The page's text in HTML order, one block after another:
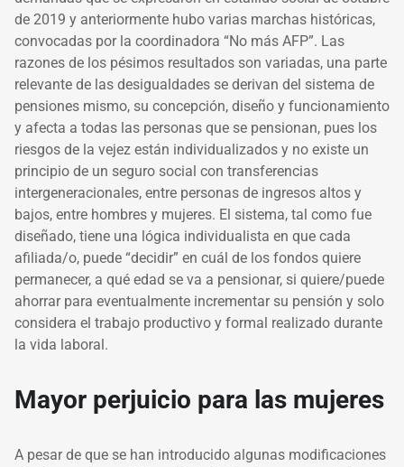
de 2019 y anteriormente hubo varias marchas históricas,
convocadas por la coordinadora “No más AFP”. Las
razones de los pésimos resultados son variadas, una parte
relevante de las desigualdades se derivan del sistema de
pensiones mismo, su concepción, diseño y funcionamiento
y afecta a todas las personas que se pensionan, pues los
riesgos de la vejez están individualizados y no existe un
principio de un seguro social con transferencias
intergeneracionales, entre personas de ingresos altos y
bajos, entre hombres y mujeres. El sistema, tal como fue
diseñado, tiene una lógica individualista en que cada
afiliada/o, puede “decidir” en cuál de los fondos quiere
permanecer, a qué edad se va a pensionar, si quiere/puede
ahorrar para eventualmente incrementar su pensión y solo
considera el trabajo productivo y formal realizado durante
la vida laboral.
Mayor perjuicio para las mujeres
A pesar de que se han introducido algunas modificaciones